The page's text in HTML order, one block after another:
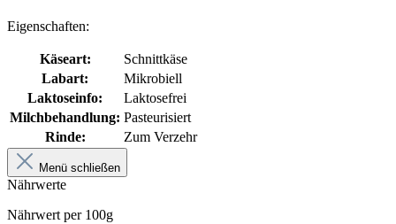
Eigenschaften:
Käseart:
Schnittkäse
Labart:
Mikrobiell
Laktoseinfo:
Laktosefrei
Milchbehandlung: Pasteurisiert
Rinde:
Zum Verzehr
Menü schließen
Nährwerte
Nährwert per 100g